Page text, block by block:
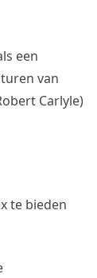
een
van
Carlyle)
te bieden